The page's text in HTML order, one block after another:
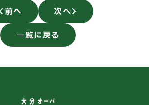
前へ 次へ
一覧に戻る